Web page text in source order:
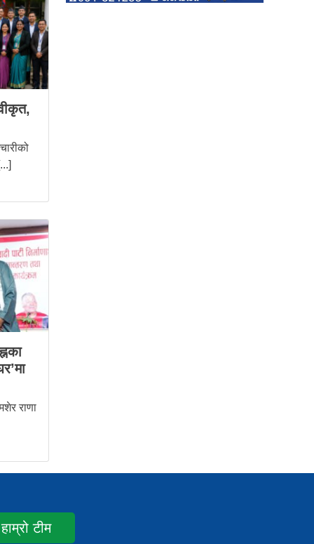
राणा
हाम्रो टीम